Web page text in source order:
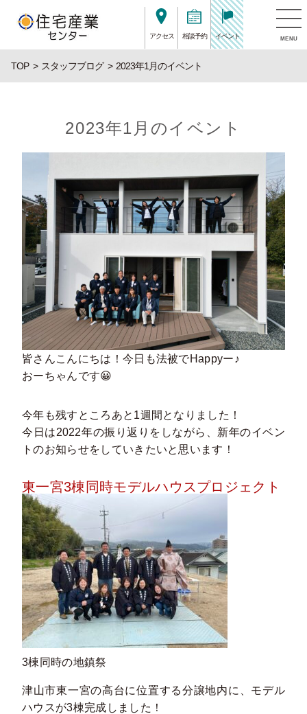
アクセス 相談予約 イベント MENU
TOP スタッフブログ 2023年1月のイベント
2023年1月のイベント
皆さんこんにちは！今日も法被でHappyー♪
おーちゃんです😀
今年も残すところあと1週間となりました！
今日は2022年の振り返りをしながら、新年のイベン
トのお知らせをしていきたいと思います！
東一宮3棟同時モデルハウスプロジェクト
3棟同時の地鎮祭
津山市東一宮の高台に位置する分譲地内に、モデル
ハウスが3棟完成しました！